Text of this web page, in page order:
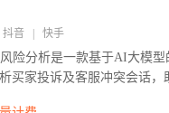
音 | 快手
险分析是一款基于AI大模型
买家投诉及客服冲突会话，